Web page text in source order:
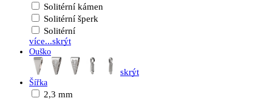
Solitérní kámen
Solitérní šperk
Solitérní
více...skrýt
Ouško
skrýt
Šířka
2,3 mm